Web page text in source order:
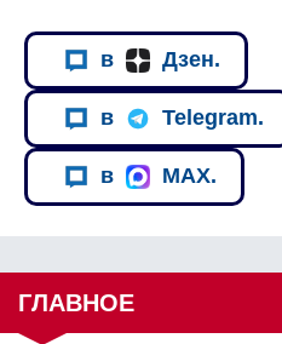
в Дзен.
в Telegram.
в MAX.
ГЛАВНОЕ